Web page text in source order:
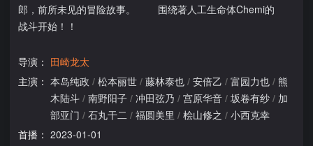
郎，前所未见的冒险故事。 围绕著人工生命体Chemi的
战斗开始！！
导演： 田崎龙太
主演： 本岛纯政 / 松本丽世 / 藤林泰也 / 安倍乙 / 富园力也 / 熊
木陆斗 / 南野阳子 / 冲田弦乃 / 宫原华音 / 坂卷有纱 / 加
部亚门 / 石丸干二 / 福圆美里 / 桧山修之 / 小西克幸
首播： 2023-01-01